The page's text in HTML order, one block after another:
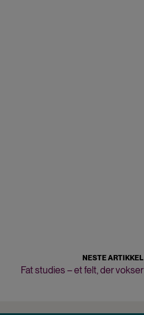
NESTE ARTIKKEL
Fat studies – et felt, der vokser